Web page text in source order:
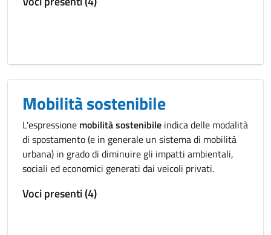
Mobilità sostenibile
L'espressione mobilità sostenibile indica delle modalità
di spostamento (e in generale un sistema di mobilità
urbana) in grado di diminuire gli impatti ambientali,
sociali ed economici generati dai veicoli privati.
Voci presenti (4)